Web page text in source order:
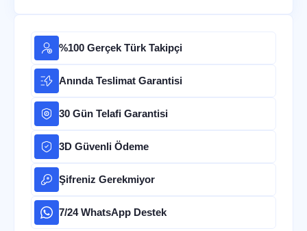
%100 Gerçek Türk Takipçi
Anında Teslimat Garantisi
30 Gün Telafi Garantisi
3D Güvenli Ödeme
Şifreniz Gerekmiyor
7/24 WhatsApp Destek